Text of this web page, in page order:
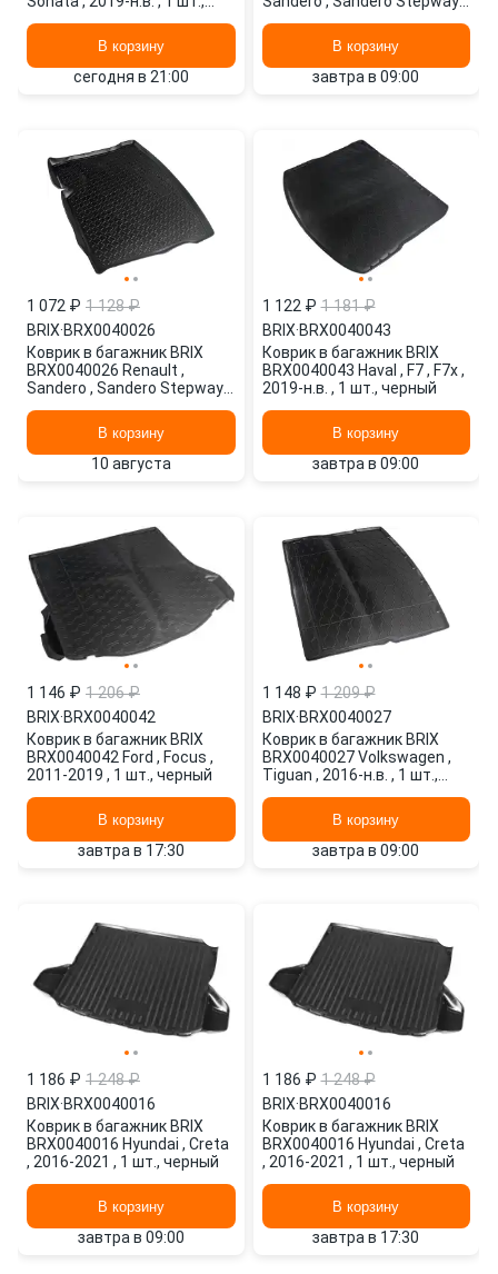
В корзину
сегодня в 21:00
В корзину
завтра в 09:00
1 072 ₽ 1 128 ₽
BRIX·BRX0040026
Коврик в багажник BRIX
BRX0040026 Renault ,
Sandero , Sandero Stepway ,
В корзину
10 августа
1 122 ₽ 1 181 ₽
BRIX·BRX0040043
Коврик в багажник BRIX
BRX0040043 Haval , F7 , F7x ,
2019-н.в. , 1 шт., черный
В корзину
завтра в 09:00
1 146 ₽ 1 206 ₽
BRIX·BRX0040042
Коврик в багажник BRIX
BRX0040042 Ford , Focus ,
2011-2019 , 1 шт., черный
В корзину
завтра в 17:30
1 148 ₽ 1 209 ₽
BRIX·BRX0040027
Коврик в багажник BRIX
BRX0040027 Volkswagen ,
Tiguan , 2016-н.в. , 1 шт.,
В корзину
завтра в 09:00
1 186 ₽ 1 248 ₽
BRIX·BRX0040016
Коврик в багажник BRIX
BRX0040016 Hyundai , Creta
, 2016-2021 , 1 шт., черный
В корзину
завтра в 09:00
1 186 ₽ 1 248 ₽
BRIX·BRX0040016
Коврик в багажник BRIX
BRX0040016 Hyundai , Creta
, 2016-2021 , 1 шт., черный
В корзину
завтра в 17:30